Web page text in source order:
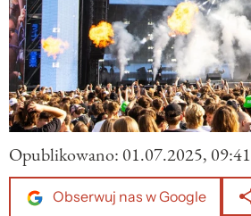
Opublikowano: 01.07.2025, 09:41
Obserwuj nas w Google